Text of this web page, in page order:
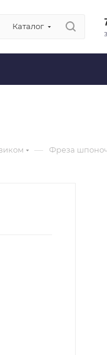
Каталог
— Фреза